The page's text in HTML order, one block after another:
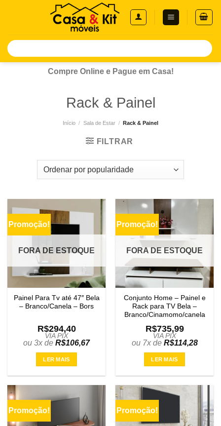
Pesquisar
por:
Compre Online e Pague em Casa!
Rack & Painel
Início / Sala de Estar / Rack & Painel
FILTRAR
Promoção!
FORA DE ESTOQUE
Painel Para Tv até 47″ Bela
– Branco/Canela – Bors
R$294,40
VIA PIX
ou 3x de R$106,67
LER MAIS
Promoção!
FORA DE ESTOQUE
Conjunto Home – Painel e
Rack para TV Bela –
Branco/Cinamomo/canela
R$735,99
VIA PIX
ou 7x de R$114,28
LER MAIS
Promoção! Promoção!